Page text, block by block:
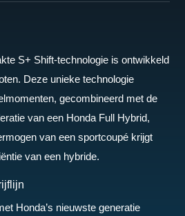
S+ Shift-technologie is ontwikkeld
Deze unieke technologie
gecombineerd met de
van een Honda Full Hybrid,
van een sportcoupé krijgt
van een hybride.
Honda’s nieuwste generatie